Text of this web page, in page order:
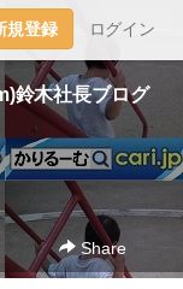
規登録 ログイン
鈴木社長ブログ
Share